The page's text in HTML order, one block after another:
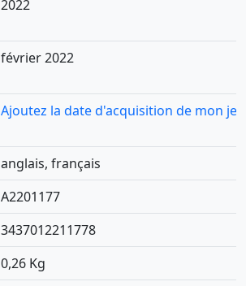
2022
février 2022
Ajoutez la date d'acquisition de mon jeu
anglais, français
A2201177
3437012211778
0,26 Kg